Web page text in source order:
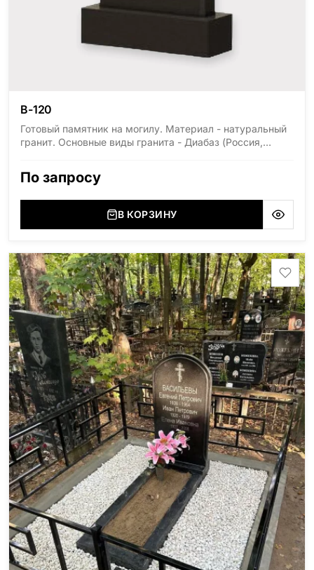
В-120
Готовый памятник на могилу. Материал - натуральный
гранит. Основные виды гранита - Диабаз (Россия,
(Украина, Житомерская область), Лабродарит
(Украина, Житомерская область), Сюксюансаари
(Россия, Карелия), Амфиболит (Россия, Мурманская
минимальные стандартные размеры: Стела: 80x40x5
Тумба: 12x60x15
По запросу
В КОРЗИНУ